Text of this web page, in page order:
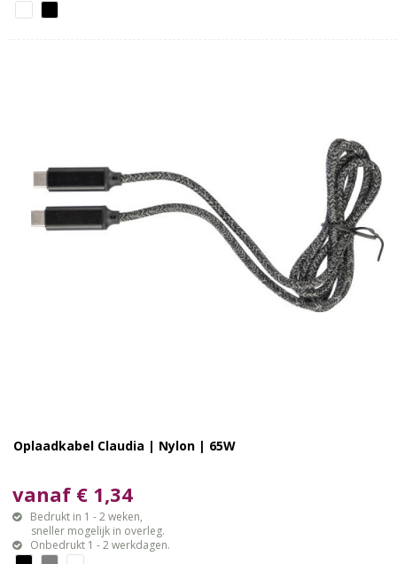
Oplaadkabel Claudia | Nylon | 65W
vanaf € 1,34
Bedrukt in 1 - 2 weken,
sneller mogelijk in overleg.
Onbedrukt 1 - 2 werkdagen.